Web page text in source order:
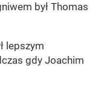
był Thomas
lepszym
gdy Joachim